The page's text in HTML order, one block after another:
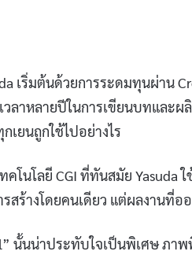
เริ่มต้นด้วยการระดมทุนผ่าน
วลาหลายปีในการเขียนบทและ
เยนถูกใช้ไปอย่างไร
โนโลยี CGI ที่ทันสมัย Yasuda
สร้างโดยคนเดียว แต่ผลงานที่
นั้นน่าประทับใจเป็นพิเศษ ภาพ